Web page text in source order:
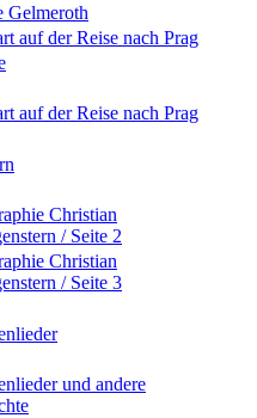
Gelmeroth
auf der Reise nach Prag
auf der Reise nach Prag
Christian
/ Seite 2
Christian
/ Seite 3
und andere